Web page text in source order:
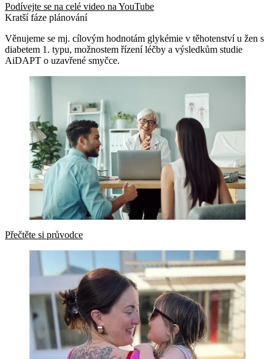
Podívejte se na celé video na YouTube
Kratší fáze plánování
Věnujeme se mj. cílovým hodnotám glykémie v těhotenství u žen s
diabetem 1. typu, možnostem řízení léčby a výsledkům studie
AiDAPT o uzavřené smyčce.
Přečtěte si průvodce